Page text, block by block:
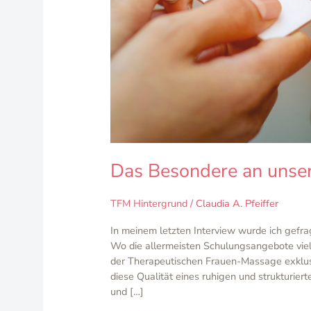
Das Besondere an
TFM Hintergrund/ Claudia A. Pfeiffer
In meinem letzten Interview wurde ich
Wo die allermeisten Schulungsangebote
der Therapeutischen Frauen-Massage
diese Qualität eines ruhigen und
und […]